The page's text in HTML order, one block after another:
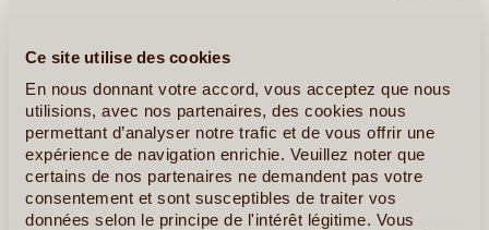
Ce site utilise des cookies
En nous donnant votre accord, vous acceptez que nous
utilisions, avec nos partenaires, des cookies nous
permettant d’analyser notre trafic et de vous offrir une
expérience de navigation enrichie. Veuillez noter que
certains de nos partenaires ne demandent pas votre
consentement et sont susceptibles de traiter vos
données selon le principe de l'intérêt légitime. Vous